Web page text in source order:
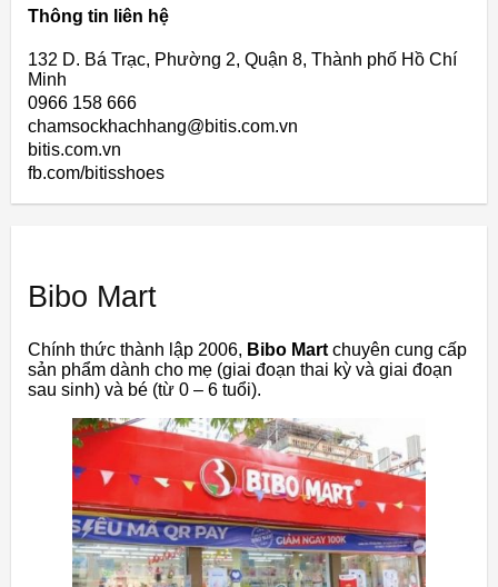
Thông tin liên hệ
132 D. Bá Trạc, Phường 2, Quận 8, Thành phố Hồ Chí
Minh
0966 158 666
chamsockhachhang@bitis.com.vn
bitis.com.vn
fb.com/bitisshoes
Bibo Mart
Chính thức thành lập 2006, Bibo Mart chuyên cung cấp
sản phẩm dành cho mẹ (giai đoạn thai kỳ và giai đoạn
sau sinh) và bé (từ 0 – 6 tuổi).